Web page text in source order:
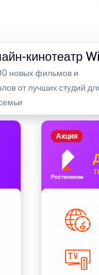
кинотеатр
новых фильмов и
от лучших студий
Акция